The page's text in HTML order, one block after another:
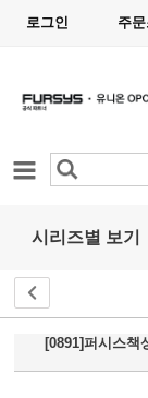
로그인 주문
카테고리
시리즈별 보기
[0891]퍼시스책